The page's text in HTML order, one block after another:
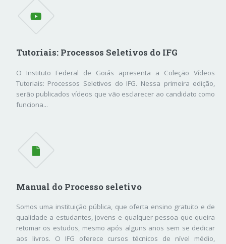
Tutoriais: Processos Seletivos do IFG
O Instituto Federal de Goiás apresenta a Coleção Vídeos
Tutoriais: Processos Seletivos do IFG. Nessa primeira edição,
serão publicados vídeos que vão esclarecer ao candidato como
funciona...
Manual do Processo seletivo
Somos uma instituição pública, que oferta ensino gratuito e de
qualidade a estudantes, jovens e qualquer pessoa que queira
retomar os estudos, mesmo após alguns anos sem se dedicar
aos livros. O IFG oferece cursos técnicos de nível médio,